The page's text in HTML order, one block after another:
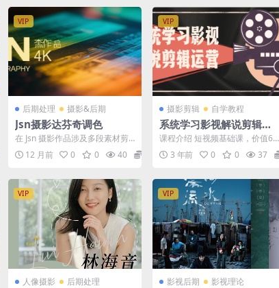
39.9
VIP
后期处理 摄影&后期
Jsn摄影达芬奇调色
在 Jsn 摄影作品涉及多段素材剪
辑的情况下，色彩匹配工具对于
确保不同镜头、场景...
12 月前 0 0 40 8.66
VIP
摄影剪辑 自学教程
系统学习影视解说剪辑运
营
课程介绍 短视频基础课，价值66
6元。从0基础到成熟运营，简单
细节教学。系统学习...
3 年前 0 0 37
VIP
人像摄影 后期处理
VIP
影视后期 影视理论